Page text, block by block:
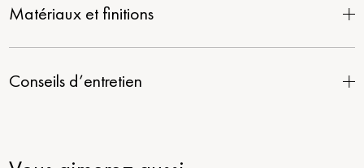
Matériaux et finitions
Conseils d’entretien